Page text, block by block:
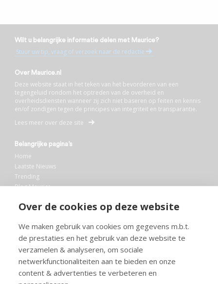
Over de cookies op deze website
We maken gebruik van cookies om gegevens m.b.t.
de prestaties en het gebruik van deze website te
verzamelen & analyseren, om sociale
netwerkfunctionaliteiten aan te bieden en onze
content & advertenties te verbeteren en
Wilt u belangrijke informatie delen met Maurice?
Stuur uw tip, vraag of verzoek naar de redactie
Over Maurice.nl
Deze website staat in het teken van het bevorderen van een
tegengeluid rondom het optreden van de overheid en
overheidsdiensten wanneer zij zich niet baseren op feiten en kennis
en/of zondigen tegen de principes van integriteit en transparantie.
Lees meer over deze site
Belangrijke pagina’s
Home
Laatste Nieuws
Trending
Blog Maurice
Bibliotheek
Info en service
FAQ
Doneren
Privacy
Voorwaarden